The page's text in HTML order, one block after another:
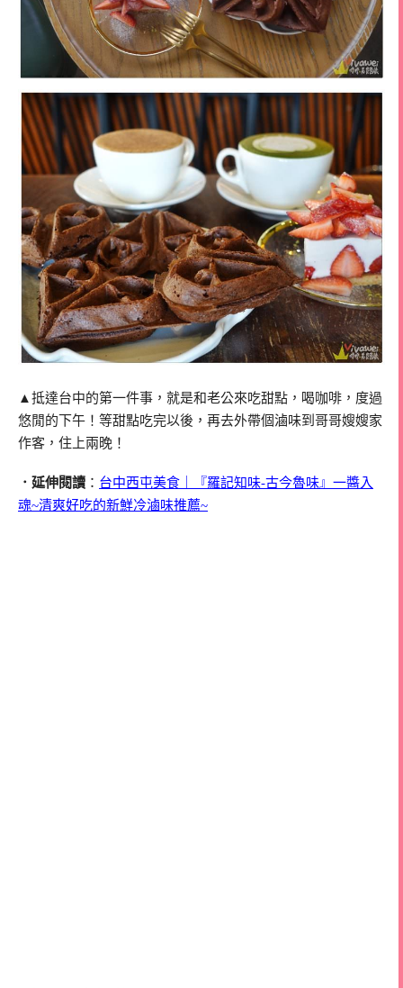
▲抵達台中的第一件事，就是和老公來吃甜點，喝咖啡，度過
悠閒的下午！等甜點吃完以後，再去外帶個滷味到哥哥嫂嫂家
作客，住上兩晚！
．延伸閱讀 ： 台中西屯美食｜『羅記知味-古今魯味』一醬入
魂~清爽好吃的新鮮冷滷味推薦~